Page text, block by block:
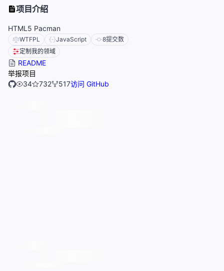
项目介绍
HTML5 Pacman
WTFPL JavaScript 8提交数
定制我的领域
README
举报项目
34
732 517访问 GitHub